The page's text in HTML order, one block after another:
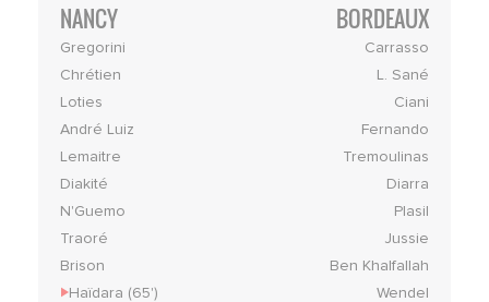
NANCY
Gregorini
Chrétien
Loties
André Luiz
Lemaitre
Diakité
N'Guemo
Traoré
Brison
Haïdara (65')
BORDEAUX
Carrasso
L. Sané
Ciani
Fernando
Tremoulinas
Diarra
Plasil
Jussie
Ben Khalfallah
Wendel